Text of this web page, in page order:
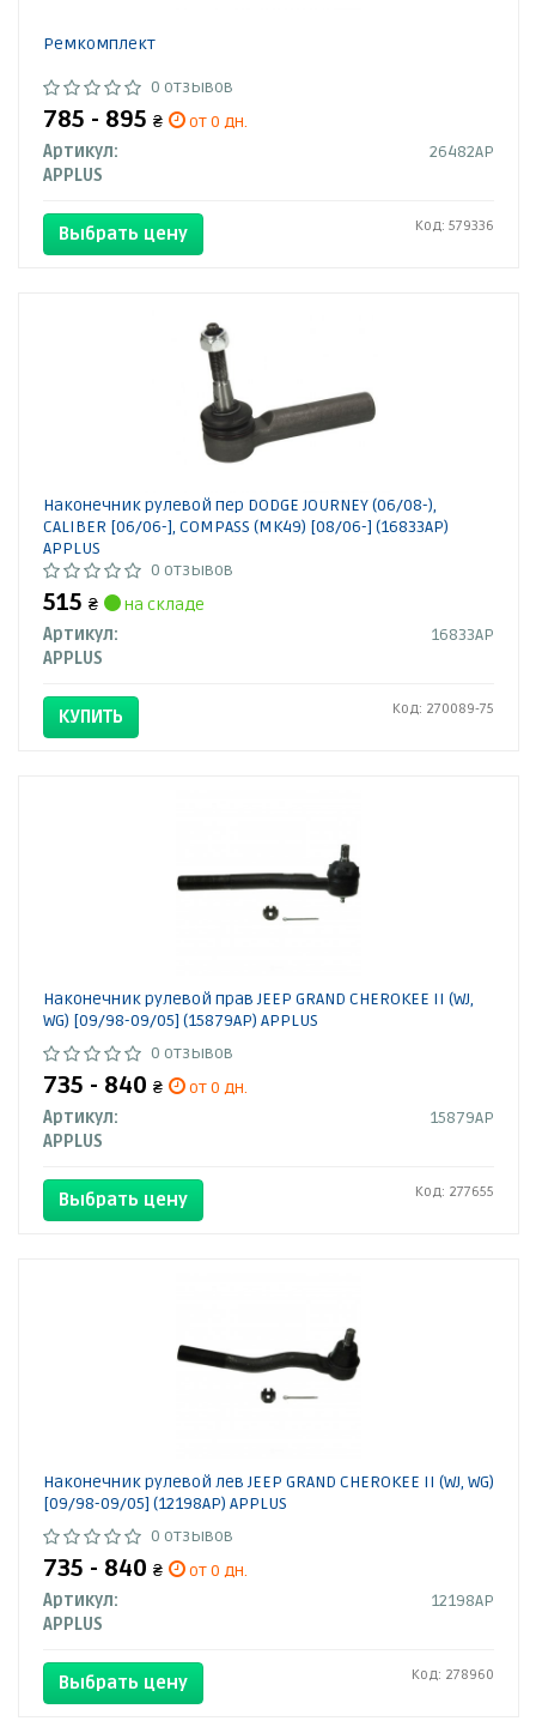
Ремкомплект
0 отзывов
785 - 895 ₴
от 0 дн.
Артикул:
26482AP
APPLUS
Выбрать цену Код: 579336
Наконечник рулевой пер DODGE JOURNEY (06/08-),
CALIBER [06/06-], COMPASS (MK49) [08/06-] (16833AP)
APPLUS
0 отзывов
515 ₴
на складе
Артикул:
16833AP
APPLUS
КУПИТЬ Код: 270089-75
Наконечник рулевой прав JEEP GRAND CHEROKEE II (WJ,
WG) [09/98-09/05] (15879AP) APPLUS
0 отзывов
735 - 840 ₴
от 0 дн.
Артикул:
15879AP
APPLUS
Выбрать цену Код: 277655
Наконечник рулевой лев JEEP GRAND CHEROKEE II (WJ, WG)
[09/98-09/05] (12198AP) APPLUS
0 отзывов
735 - 840 ₴
от 0 дн.
Артикул:
12198AP
APPLUS
Выбрать цену Код: 278960